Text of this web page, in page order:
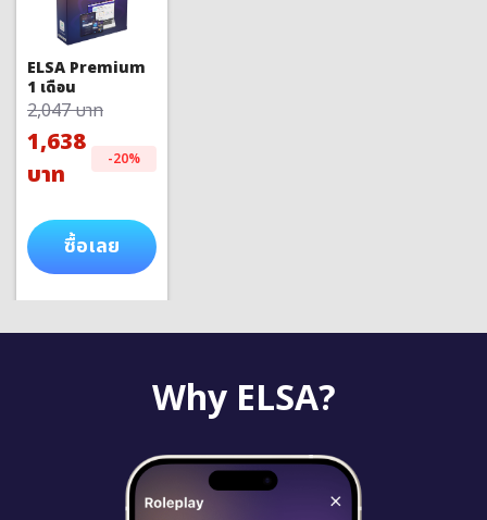
ELSA Premium
1 เดือน
2,047 บาท
1,638
บาท
-20%
ซื้อเลย
Why ELSA?